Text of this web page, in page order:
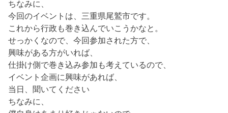
ちなみに、
今回のイベントは、三重県尾鷲市です。
これから行政も巻き込んでいこうかなと。
せっかくなので、今回参加された方で、
興味がある方がいれば、
仕掛け側で巻き込み参加も考えているので、
イベント企画に興味があれば、
当日、聞いてください
ちなみに、